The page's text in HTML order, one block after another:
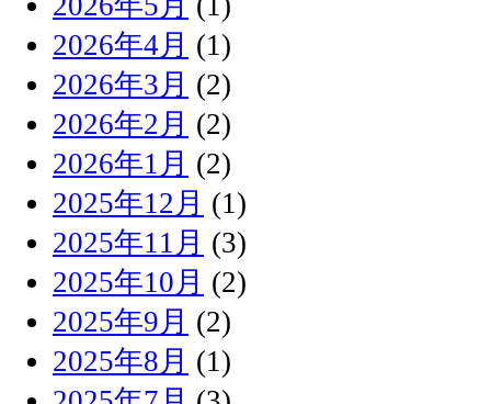
2026年4月 (1)
2026年3月 (2)
2026年2月 (2)
2026年1月 (2)
2025年12月 (1)
2025年11月 (3)
2025年10月 (2)
2025年9月 (2)
2025年8月 (1)